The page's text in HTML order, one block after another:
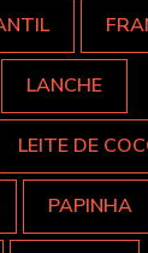
LANCHE
LEITE DE
PAPINHA